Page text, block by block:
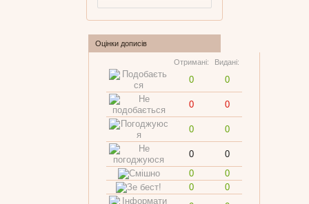
Оцінки дописів
Отримані: Видані:
0 0
0 0
0 0
0
0
0
0
0
0